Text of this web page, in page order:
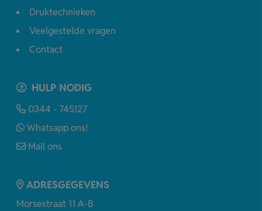
Druktechnieken
Veelgestelde vragen
Contact
HULP NODIG
0344 - 745127
Whatsapp ons!
Mail ons
ADRESGEGEVENS
Morsestraat 11 A-B